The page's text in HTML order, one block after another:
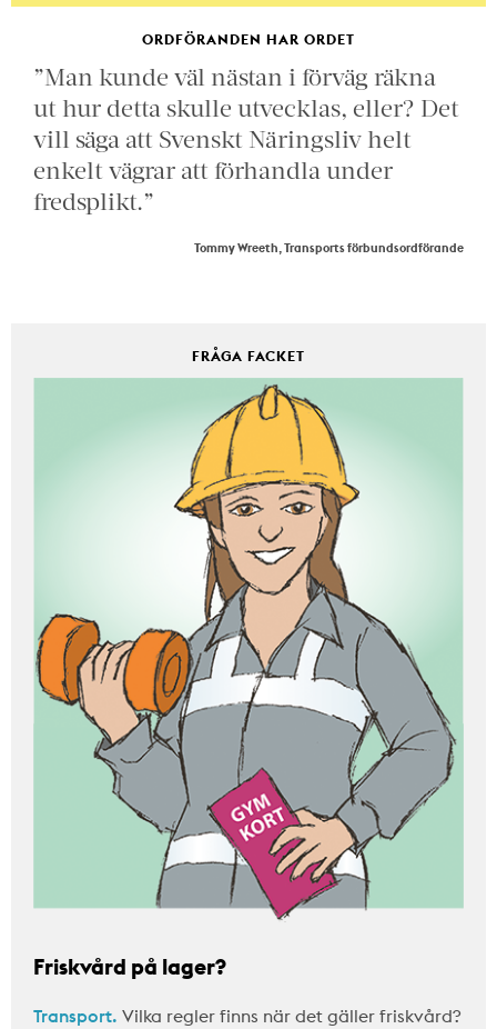
ORDFÖRANDEN HAR ORDET
”Man kunde väl nästan i förväg räkna
ut hur detta skulle utvecklas, eller? Det
vill säga att Svenskt Näringsliv helt
enkelt vägrar att förhandla under
fredsplikt.”
Tommy Wreeth, Transports förbundsordförande
FRÅGA FACKET
Friskvård på lager?
Transport. Vilka regler finns när det gäller friskvård?